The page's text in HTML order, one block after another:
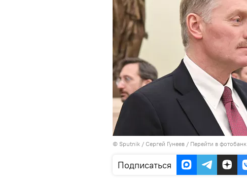
© Sputnik / Сергей Гунеев / Перейти в фотобанк
Подписаться